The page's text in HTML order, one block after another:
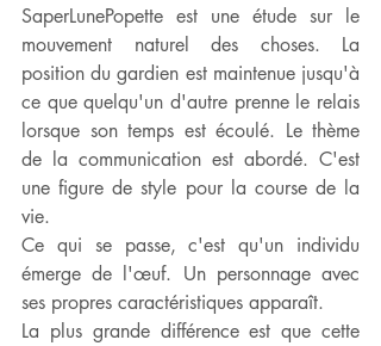
SaperLunePopette est une étude sur le
mouvement naturel des choses. La
position du gardien est maintenue jusqu'à
ce que quelqu'un d'autre prenne le relais
lorsque son temps est écoulé. Le thème
de la communication est abordé. C'est
une figure de style pour la course de la
vie.
Ce qui se passe, c'est qu'un individu
émerge de l'œuf. Un personnage avec
ses propres caractéristiques apparaît.
La plus grande différence est que cette